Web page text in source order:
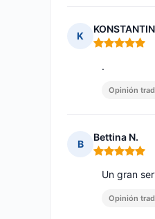
K
Nota: 5 de 5
.
Opinión
B
Bettina N.
Nota: 5 de 5
Un gran
Opinión